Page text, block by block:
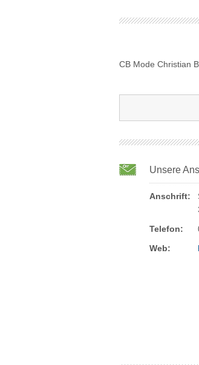
CB Mode Christian
Unsere
Anschrift:
Telefon:
Web: